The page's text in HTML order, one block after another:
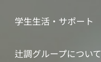
学生生活・サポート
辻調グループについて